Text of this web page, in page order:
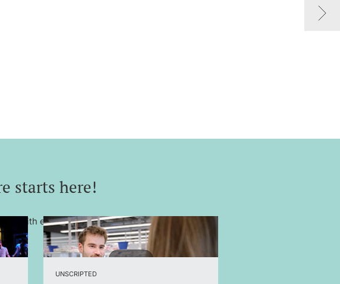
starts here!
with excellent research, personal support and
UNSCRIPTED